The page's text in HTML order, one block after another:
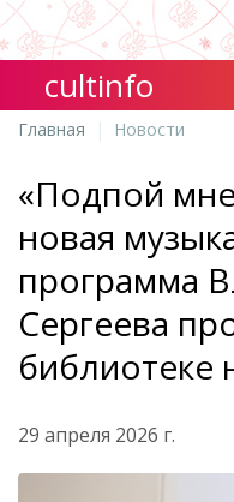
cultinfo
Главная Новости
«Подпой
новая
программа
Сергеева
библиотеке
29 апреля 2026 г.